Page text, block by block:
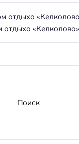
отдыха «Келколово»
Поиск